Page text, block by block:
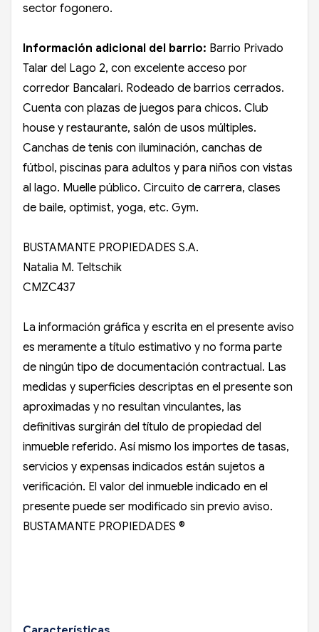
sector fogonero.
Información adicional del barrio: Barrio Privado
Talar del Lago 2, con excelente acceso por
corredor Bancalari. Rodeado de barrios cerrados.
Cuenta con plazas de juegos para chicos. Club
house y restaurante, salón de usos múltiples.
Canchas de tenis con iluminación, canchas de
fútbol, piscinas para adultos y para niños con vistas
al lago. Muelle público. Circuito de carrera, clases
de baile, optimist, yoga, etc. Gym.
BUSTAMANTE PROPIEDADES S.A.
Natalia M. Teltschik
CMZC437
La información gráfica y escrita en el presente aviso
es meramente a título estimativo y no forma parte
de ningún tipo de documentación contractual. Las
medidas y superficies descriptas en el presente son
aproximadas y no resultan vinculantes, las
definitivas surgirán del título de propiedad del
inmueble referido. Así mismo los importes de tasas,
servicios y expensas indicados están sujetos a
verificación. El valor del inmueble indicado en el
presente puede ser modificado sin previo aviso.
BUSTAMANTE PROPIEDADES ®